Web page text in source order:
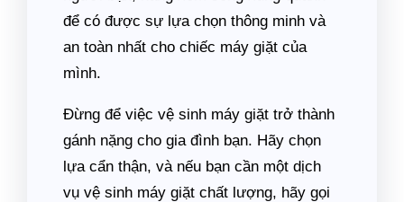
để có được sự lựa chọn thông minh và
an toàn nhất cho chiếc máy giặt của
mình.
Đừng để việc vệ sinh máy giặt trở thành
gánh nặng cho gia đình bạn. Hãy chọn
lựa cẩn thận, và nếu bạn cần một dịch
vụ vệ sinh máy giặt chất lượng, hãy gọi